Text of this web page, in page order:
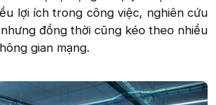
lợi ích trong công việc, nghiên cứu
đồng thời cũng kéo theo nhiều
gian mạng.